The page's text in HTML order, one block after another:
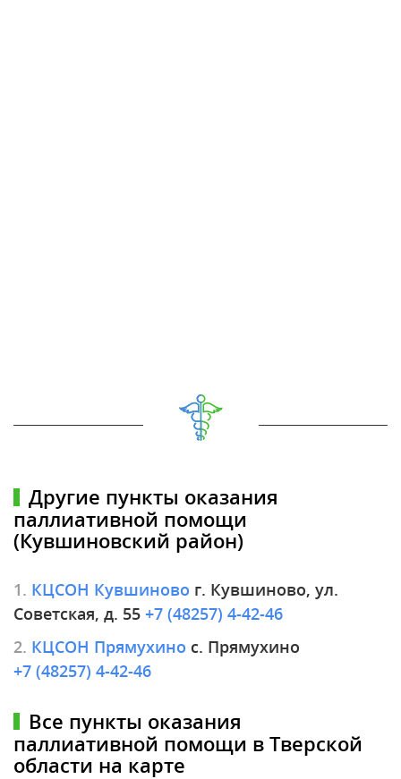
Другие пункты оказания
паллиативной помощи
(Кувшиновский район)
1. КЦСОН Кувшиново г. Кувшиново, ул.
Советская, д. 55 +7 (48257) 4-42-46
2. КЦСОН Прямухино с. Прямухино
+7 (48257) 4-42-46
Все пункты оказания
паллиативной помощи в Тверской
области на карте